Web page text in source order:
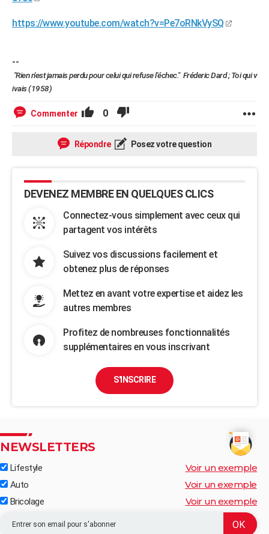
https://www.youtube.com/watch?v=Pe7oRNkVySQ
--
"Rien n'est jamais perdu pour celui qui refuse l'échec." Fréderic Dard ; Toi qui v
ivais (1958)
Commenter 0
Répondre Posez votre question
DEVENEZ MEMBRE EN QUELQUES CLICS
Connectez-vous simplement avec ceux qui
partagent vos intérêts
Suivez vos discussions facilement et
obtenez plus de réponses
Mettez en avant votre expertise et aidez les
autres membres
Profitez de nombreuses fonctionnalités
supplémentaires en vous inscrivant
S'INSCRIRE
NEWSLETTERS
Lifestyle Voir un exemple
Auto Voir un exemple
Bricolage Voir un exemple